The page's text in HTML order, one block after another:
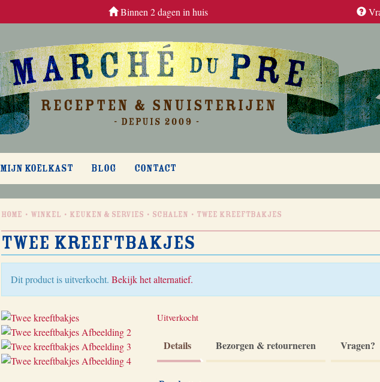
Binnen 2 dagen in huis
MIJN KOELKAST BLOG CONTACT
Home Winkel Keuken & Servies Schalen Twee kreeftbakjes
Twee kreeftbakjes
Dit product is uitverkocht. Bekijk het alternatief.
Uitverkocht
Details Bezorgen & retourneren Vragen?